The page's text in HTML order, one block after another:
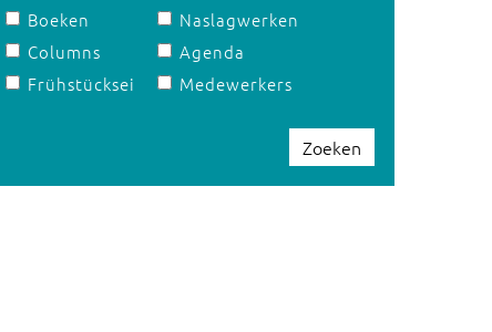
Boeken
Columns
Frühstücksei
Naslagwerken
Agenda
Medewerkers
Zoeken